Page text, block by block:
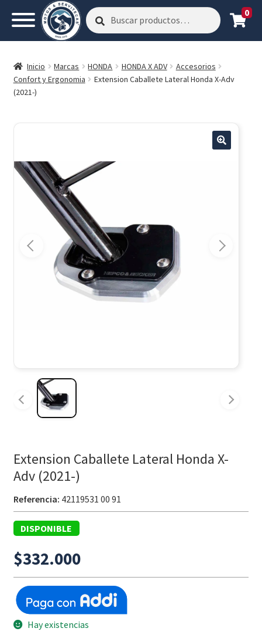
Buscar
por:
Buscar 0
Inicio Marcas HONDA HONDA X ADV
Accesorios
Confort y Ergonomia
Extension Caballete Lateral Honda X-Adv
(2021-)
Extension Caballete Lateral Honda X-
Adv (2021-)
Referencia: 42119531 00 91
DISPONIBLE
$332.000
Hay existencias